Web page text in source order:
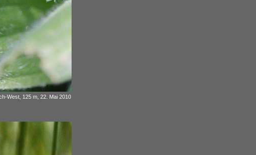
West, 125 m, 22. Mai 2010